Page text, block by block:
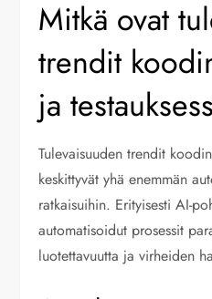
Mitkä ovat
trendit
ja
Tulevaisuuden trendit
keskittyvät yhä enemmän
ratkaisuihin. Erityisesti AI-
automatisoidut prosessit
luotettavuutta ja virheiden